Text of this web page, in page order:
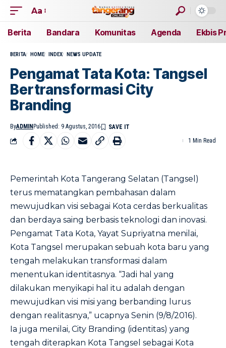
Aa
Berita Bandara Komunitas Agenda Ekbis
BERITA HOME INDEX NEWS UPDATE
Pengamat Tata Kota: Tangsel
Bertransformasi City
Branding
ByADMIN Published: 9 Agustus, 2016
1 Min Read
Pemerintah Kota Tangerang Selatan (Tangsel)
terus mematangkan pembahasan dalam
mewujudkan visi sebagai Kota cerdas berkualitas
dan berdaya saing berbasis teknologi dan inovasi.
Pengamat Tata Kota, Yayat Supriyatna menilai,
Kota Tangsel merupakan sebuah kota baru yang
tengah melakukan transformasi dalam
menentukan identitasnya. “Jadi hal yang
dilakukan menyikapi hal itu adalah dengan
mewujudkan visi misi yang berbanding lurus
dengan realitasnya,” ucapnya Senin (9/8/2016).
Ia juga menilai, City Branding (identitas) yang
tengah diterapkan Kota Tangsel sebagai Kota